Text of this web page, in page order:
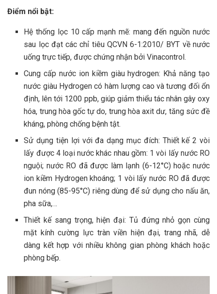
Điểm nổi bật:
Hệ thống lọc 10 cấp mạnh mẽ: mang đến nguồn nước
sau lọc đạt các chỉ tiêu QCVN 6-1:2010/ BYT về nước
uống trực tiếp, được chứng nhận bởi Vinacontrol.
Cung cấp nước ion kiềm giàu hydrogen: Khả năng tạo
nước giàu Hydrogen có hàm lượng cao và tương đối ổn
định, lên tới 1200 ppb, giúp giảm thiểu tác nhân gây oxy
hóa, trung hòa gốc tự do, trung hòa axit dư, tăng sức đề
kháng, phòng chống bệnh tật.
Sử dụng tiện lợi với đa dạng mục đích: Thiết kế 2 vòi
lấy được 4 loại nước khác nhau gồm: 1 vòi lấy nước RO
nguội; nước RO đã được làm lạnh (6-12°C) hoặc nước
ion kiềm Hydrogen khoáng; 1 vòi lấy nước RO đã được
đun nóng (85-95°C) riêng dùng để sử dụng cho nấu ăn,
pha sữa,…
Thiết kế sang trọng, hiện đại: Tủ đứng nhỏ gọn cùng
mặt kính cường lực tràn viền hiện đại, trang nhã, dễ
dàng kết hợp với nhiều không gian phòng khách hoặc
phòng bếp.